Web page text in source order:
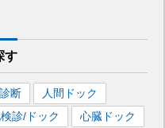
す
断
人間ドック
診/ドック
心臓ドック